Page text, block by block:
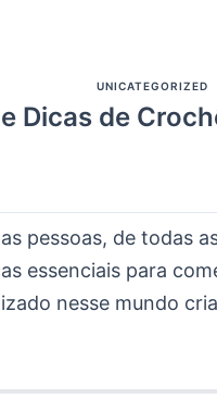
UNICATEGORIZED
Dicas de
pessoas, de todas
essenciais para
nesse mundo